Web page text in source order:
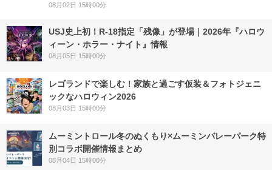
08月02日 15時00分
USJ史上初！R-18指定「残像」が登場｜2026年『ハロウ
ィーン・ホラー・ナイト』情報
08月05日 15時00分
レゴランドで楽しむ！家族と過ごす仮装＆フォトジェニ
ックなハロウィン2026
08月03日 15時00分
ムーミントロール冬のぬくもり×ムーミンバレーパーク特
別コラボ開催情報まとめ
08月04日 15時00分